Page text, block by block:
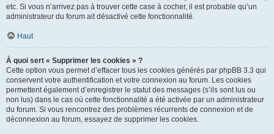
etc. Si vous n’arrivez pas à trouver cette case à cocher, il est probable qu’un
administrateur du forum ait désactivé cette fonctionnalité.
Haut
À quoi sert « Supprimer les cookies » ?
Cette option vous permet d’effacer tous les cookies générés par phpBB 3.3 qui
conservent votre authentification et votre connexion au forum. Les cookies
permettent également d’enregistrer le statut des messages (s’ils sont lus ou
non lus) dans le cas où cette fonctionnalité a été activée par un administrateur
du forum. Si vous rencontrez des problèmes récurrents de connexion et de
déconnexion au forum, essayez de supprimer les cookies.